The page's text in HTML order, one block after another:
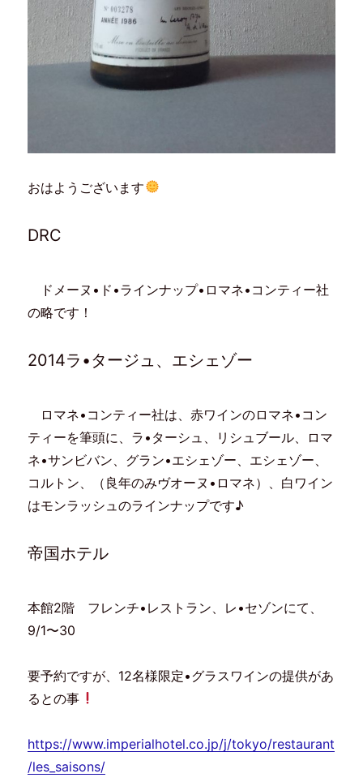
おはようございます
DRC
ドメーヌ•ド•ラインナップ•ロマネ•コンティー社
の略です！
2014ラ•タージュ、エシェゾー
ロマネ•コンティー社は、赤ワインのロマネ•コン
ティーを筆頭に、ラ•ターシュ、リシュブール、ロマ
ネ•サンビバン、グラン•エシェゾー、エシェゾー、
コルトン、（良年のみヴオーヌ•ロマネ）、白ワイン
はモンラッシュのラインナップです♪
帝国ホテル
本館2階 フレンチ•レストラン、レ•セゾンにて、
9/1〜30
要予約ですが、12名様限定•グラスワインの提供があ
るとの事
https://www.imperialhotel.co.jp/j/tokyo/restaurant
/les_saisons/